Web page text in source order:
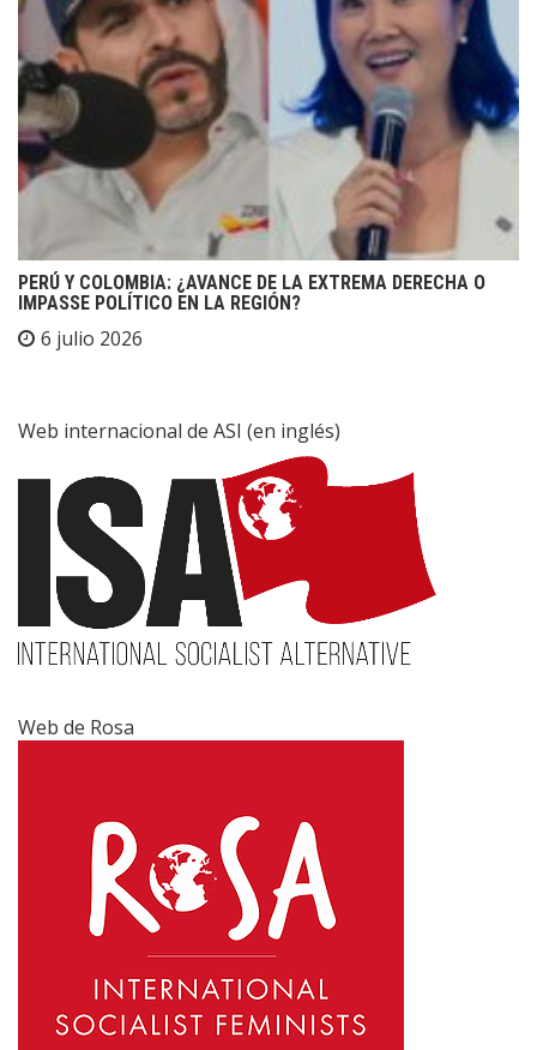
PERÚ Y COLOMBIA: ¿AVANCE DE LA EXTREMA DERECHA O
IMPASSE POLÍTICO EN LA REGIÓN?
6 julio 2026
Web internacional de ASI (en inglés)
Web de Rosa